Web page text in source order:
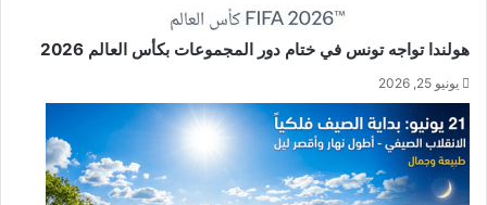
هولندا تواجه تونس في ختام دور المجموعات بكأس العالم 2026
يونيو 25, 2026